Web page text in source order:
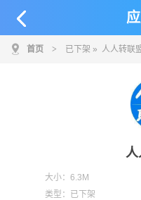
首页 > 已下架 » 人人转联
人
大小： 6.3M
类型：
已下架